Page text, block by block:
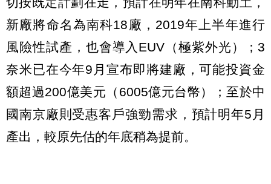
新廠將命名為南科18廠，2019年上半年進行
風險性試產，也會導入EUV（極紫外光）；3
奈米已在今年9月宣布即將建廠，可能投資金
額超過200億美元（6005億元台幣）；至於中
國南京廠則受惠客戶強勁需求，預計明年5月
產出，較原先估的年底稍為提前。